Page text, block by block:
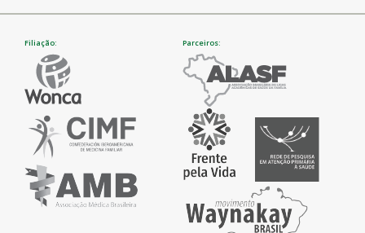
Filiação: Parceiros: